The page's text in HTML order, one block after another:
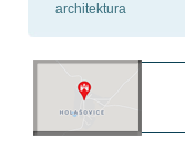
architektura